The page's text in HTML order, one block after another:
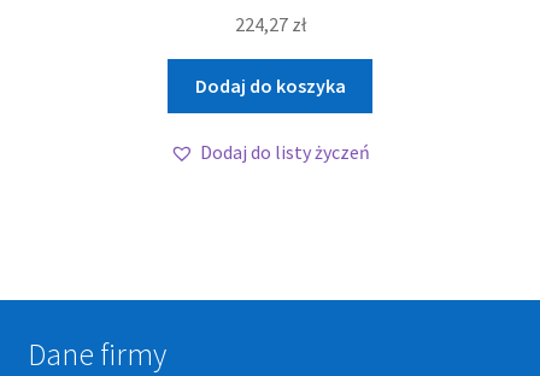
224,27 zł
Dodaj do koszyka
Dodaj do listy życzeń
Dane firmy